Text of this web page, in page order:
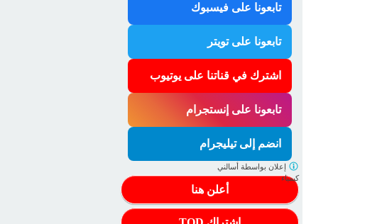
تابعونا على فيسبوك
تابعونا على تويتر
اشترك في قناتنا على يوتيوب
تابعونا على إنستجرام
انضم إلى تيليجرام
أعلن هنا
إعلان بواسطة أسالني
كيمياء